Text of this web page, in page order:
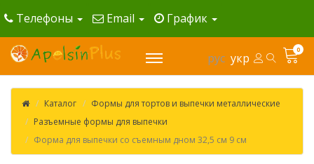
Телефоны Email График
рус укр
0
Каталог
Формы для тортов и выпечки металлические
Разъемные формы для выпечки
Форма для выпечки со съемным дном 32,5 см 9 см